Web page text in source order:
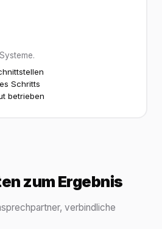
Schritts
betrieben
zum Ergebnis
verbindliche